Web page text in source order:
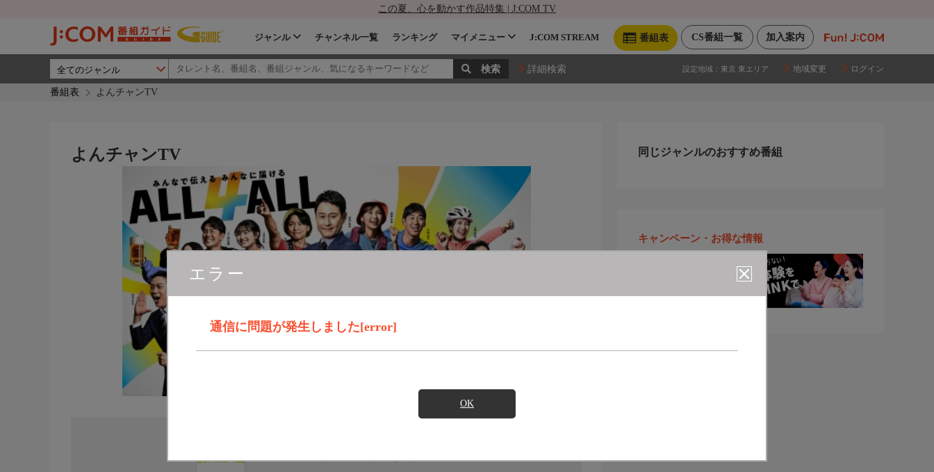
この夏、心を動かす作品特集 | J:COM TV
加入案内
CS番組一覧
番組表
ジャンル チャンネル一覧 ランキング マイメニュー J:COM STREAM
詳細検索 設定地域： 東京 東エリア 地域変更 ログイン
番組表 よんチャンTV
エラー
通信に問題が発生しました[error]
OK
よんチャンTV 同じジャンルのおすすめ番組
キャンペーン・お得な情報